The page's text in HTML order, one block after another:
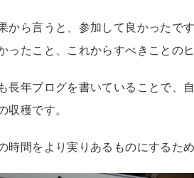
から言うと、参加して良かったで
ったこと、これからすべきことの
長年ブログを書いていることで、
収穫です。
時間をより実りあるものにするた